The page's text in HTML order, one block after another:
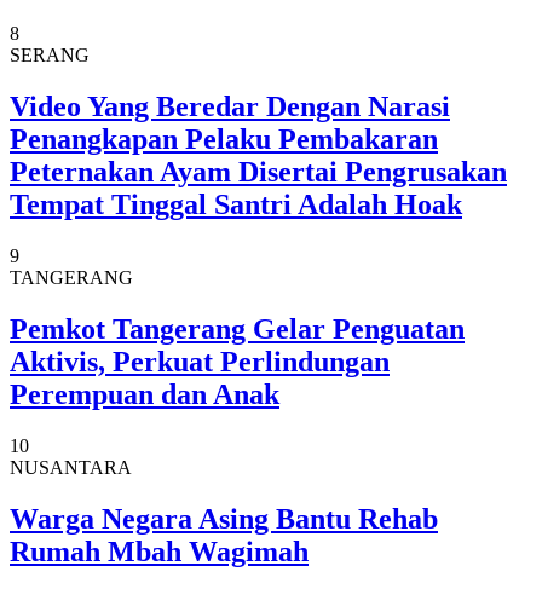
8
SERANG
Video Yang Beredar Dengan Narasi
Penangkapan Pelaku Pembakaran
Peternakan Ayam Disertai Pengrusakan
Tempat Tinggal Santri Adalah Hoak
9
TANGERANG
Pemkot Tangerang Gelar Penguatan
Aktivis, Perkuat Perlindungan
Perempuan dan Anak
10
NUSANTARA
Warga Negara Asing Bantu Rehab
Rumah Mbah Wagimah